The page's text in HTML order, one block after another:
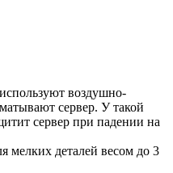
воздушно-
сервер. У такой
сервер при падении на
мелких деталей весом до 3